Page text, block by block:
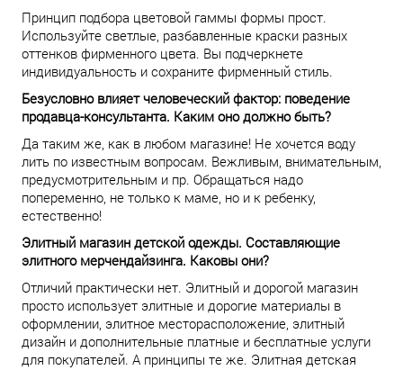
Принцип подбора цветовой гаммы формы прост.
Используйте светлые, разбавленные краски разных
оттенков фирменного цвета. Вы подчеркнете
индивидуальность и сохраните фирменный стиль.
Безусловно влияет человеческий фактор: поведение
продавца-консультанта. Каким оно должно быть?
Да таким же, как в любом магазине! Не хочется воду
лить по известным вопросам. Вежливым, внимательным,
предусмотрительным и пр. Обращаться надо
попеременно, не только к маме, но и к ребенку,
естественно!
Элитный магазин детской одежды. Составляющие
элитного мерчендайзинга. Каковы они?
Отличий практически нет. Элитный и дорогой магазин
просто использует элитные и дорогие материалы в
оформлении, элитное месторасположение, элитный
дизайн и дополнительные платные и бесплатные услуги
для покупателей. А принципы те же. Элитная детская